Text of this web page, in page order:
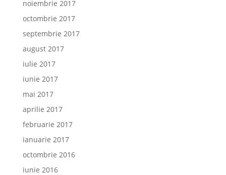
noiembrie 2017
octombrie 2017
septembrie 2017
august 2017
iulie 2017
iunie 2017
mai 2017
aprilie 2017
februarie 2017
ianuarie 2017
octombrie 2016
iunie 2016